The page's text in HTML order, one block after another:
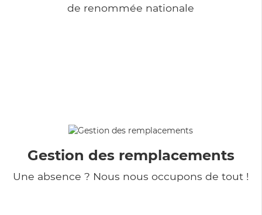
de renommée nationale
Gestion des remplacements
Une absence ? Nous nous occupons de tout !